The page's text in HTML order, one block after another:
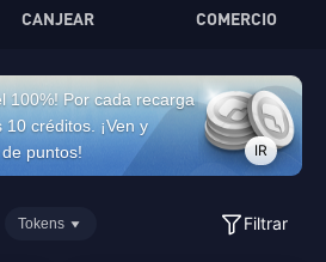
CANJEAR COMERCIO
100%! Por cada recarga
créditos. ¡Ven y
puntos!
IR
Tokens Filtrar